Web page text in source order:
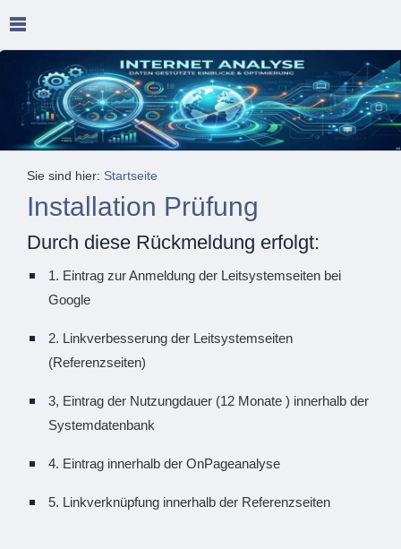
Sie sind hier: Startseite
Installation Prüfung
Durch diese Rückmeldung erfolgt:
1. Eintrag zur Anmeldung der Leitsystemseiten bei
Google
2. Linkverbesserung der Leitsystemseiten
(Referenzseiten)
3, Eintrag der Nutzungdauer (12 Monate ) innerhalb der
Systemdatenbank
4. Eintrag innerhalb der OnPageanalyse
5. Linkverknüpfung innerhalb der Referenzseiten